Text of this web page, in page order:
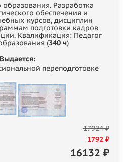
образования. Разработка
обеспечения и
курсов, дисциплин
подготовки кадров
Квалификация: Педагог
(340 ч)
Выдается:
переподготовке
17924 ₽
1792 ₽
16132 ₽